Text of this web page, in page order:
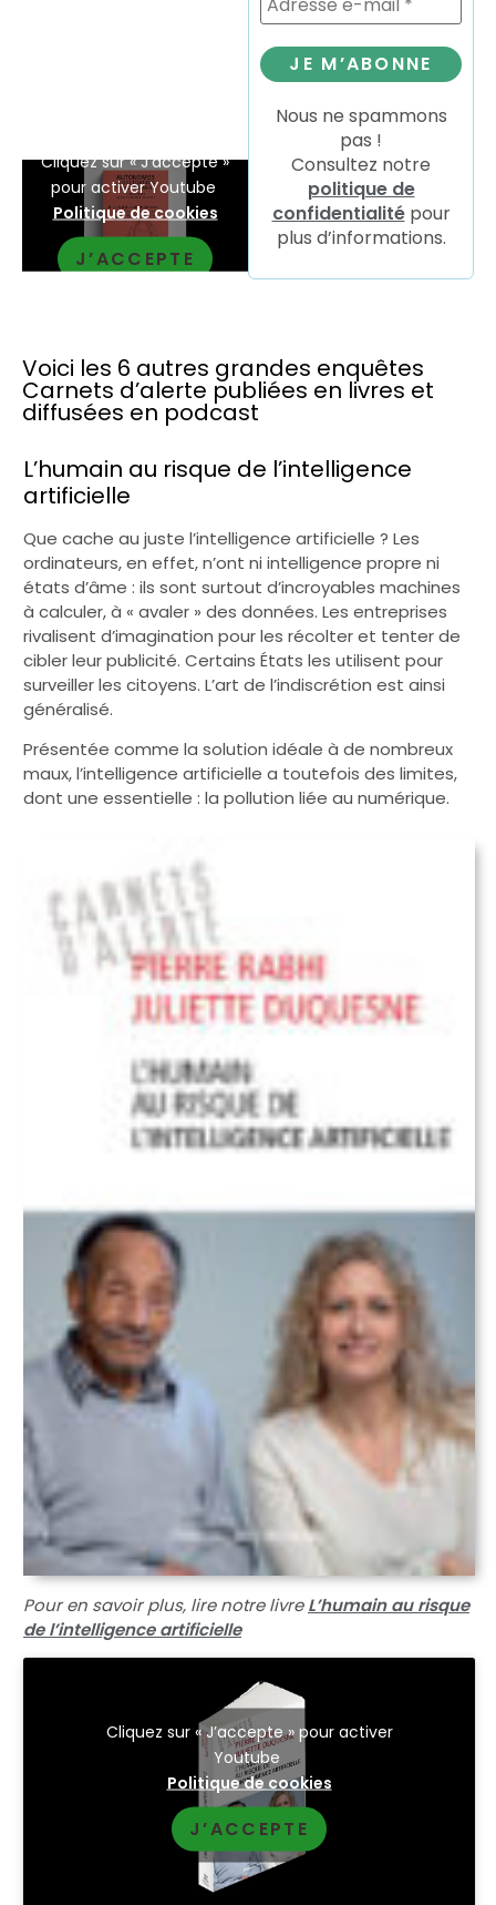
Cliquez sur « J’accepte »
pour activer Youtube
Politique de cookies
J’ACCEPTE
Nous ne spammons
pas !
Consultez notre
politique de
confidentialitépour
plus d’informations.
Voici les 6 autres grandes enquêtes
Carnets d’alerte publiées en livres et
diffusées en podcast
L’humain au risque de l’intelligence
artificielle
Que cache au juste l’intelligence artificielle ? Les
ordinateurs, en effet, n’ont ni intelligence propre ni
états d’âme : ils sont surtout d’incroyables machines
à calculer, à « avaler » des données. Les entreprises
rivalisent d’imagination pour les récolter et tenter de
cibler leur publicité. Certains États les utilisent pour
surveiller les citoyens. L’art de l’indiscrétion est ainsi
généralisé.
Présentée comme la solution idéale à de nombreux
maux, l’intelligence artificielle a toutefois des limites,
dont une essentielle : la pollution liée au numérique.
Pour en savoir plus, lire notre livreL’humain au risque
de l’intelligence artificielle
Cliquez sur « J’accepte » pour activer
Youtube
Politique de cookies
J’ACCEPTE